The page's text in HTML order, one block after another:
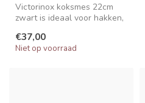
Victorinox koksmes 22cm
zwart is ideaal voor hakken,
€37,00
Niet op voorraad